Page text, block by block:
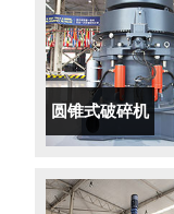
圆锥式破碎机